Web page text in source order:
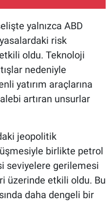
yalnızca ABD
risk
oldu. Teknoloji
nedeniyle
yatırım araçlarına
artıran unsurlar
jeopolitik
birlikte petrol
seviyelere gerilemesi
üzerinde etkili oldu. Bu
daha dengeli bir